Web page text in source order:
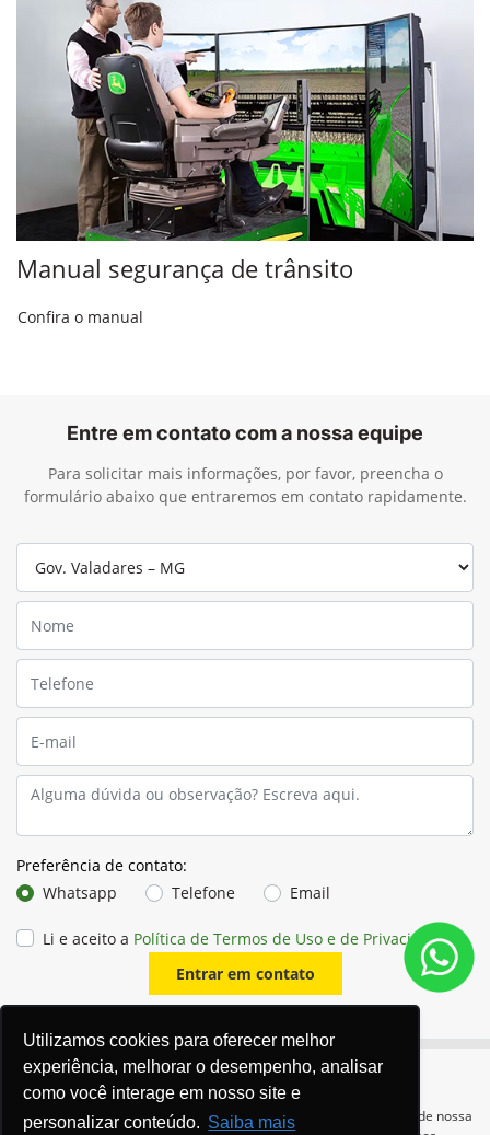
Utilizamos cookies para oferecer melhor
experiência, melhorar o desempenho, analisar
como você interage em nosso site e
personalizar conteúdo. Saiba mais
Manual segurança de trânsito
Confira o manual
Entre em contato com a nossa equipe
Para solicitar mais informações, por favor, preencha o
formulário abaixo que entraremos em contato rapidamente.
Preferência de contato:
Whatsapp
Telefone Email
Li e aceito a Política de Termos de Uso e de Privacidade.
Entrar em contato
Para otimizar sua experiência durante a navegação, fazemos uso de nossa